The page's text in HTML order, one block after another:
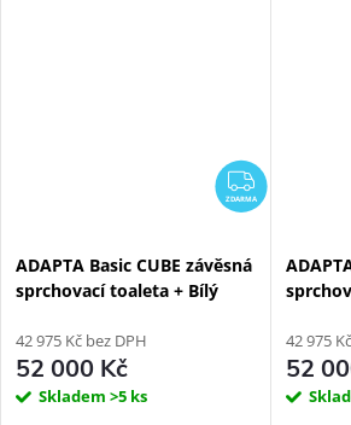
ZDARMA
ZDARMA
ADAPTA Basic CUBE závěsná
sprchovací toaleta + Bílý
42 975 Kč bez DPH
52 000 Kč
Skladem >5 ks
42 975
52